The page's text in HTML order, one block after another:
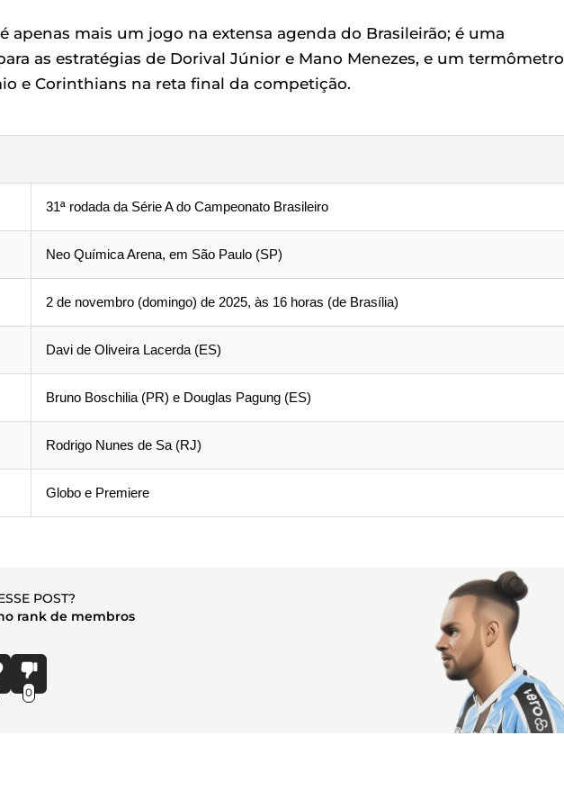
apenas mais um jogo na extensa agenda do Brasileirão; é uma
as estratégias de Dorival Júnior e Mano Menezes, e um termômetro
e Corinthians na reta final da competição.
31ª rodada da Série A do Campeonato Brasileiro
Neo Química Arena, em São Paulo (SP)
2 de novembro (domingo) de 2025, às 16 horas (de Brasília)
Davi de Oliveira Lacerda (ES)
Bruno Boschilia (PR) e Douglas Pagung (ES)
Rodrigo Nunes de Sa (RJ)
Globo e Premiere
POST?
rank de membros
0